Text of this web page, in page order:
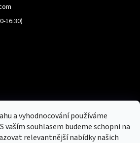
a vyhodnocování používáme
vaším souhlasem budeme schopni na
relevantnější nabídky našich
16:30)